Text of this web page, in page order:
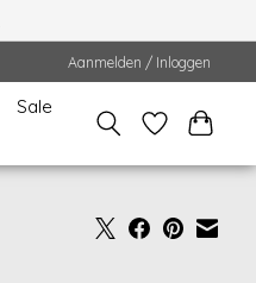
Aanmelden / Inloggen
Sale